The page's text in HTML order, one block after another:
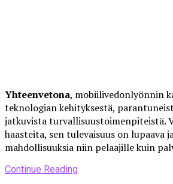
Yhteenvetona, mobiilivedonlyönnin
teknologian kehityksestä,
jatkuvista turvallisuustoimenpiteistä.
haasteita, sen tulevaisuus on lupaava
mahdollisuuksia niin pelaajille kuin
Continue Reading